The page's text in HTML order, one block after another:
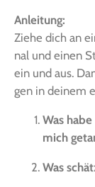
Anlei­tung:
Zie­he dich an
nal und einen
ein und aus.
gen in dei­nem
Was
mich
Was